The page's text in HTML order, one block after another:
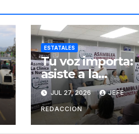
ESTATALES
Tu voz importa:
asiste a la
asamblea y
transforma tu
clínica del IMSS-
Bienestar
JUL 27, 2026 JEFE
REDACCION